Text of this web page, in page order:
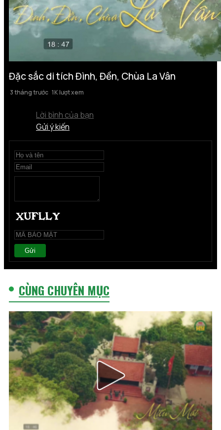
Đặc sắc di tích Đình, Đền, Chùa La Vân
3 tháng trước 1K lượt xem
Lời bình của bạn
Gửi ý kiến
Gửi
CÙNG CHUYÊN MỤC